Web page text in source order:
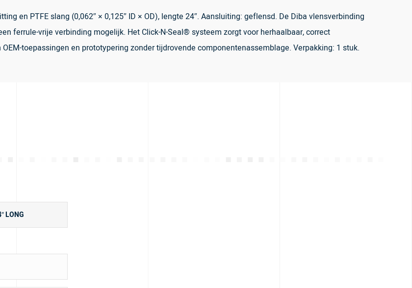
en PTFE slang (0,062″ × 0,125″ ID × OD), lengte 24″. Aansluiting: geflensd. De Diba vlensverbinding
ferrule-vrije verbinding mogelijk. Het Click-N-Seal® systeem zorgt voor herhaalbaar, correct
toepassingen en prototypering zonder tijdrovende componentenassemblage. Verpakking: 1 stuk.